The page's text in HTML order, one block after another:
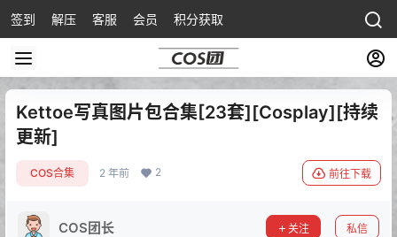
签到 解压 客服 会员 积分获取
Kettoe写真图片包合集[23套][Cosplay][持续
更新]
COS合集 2 年前 2 前往下载
COS团长 关注 私信